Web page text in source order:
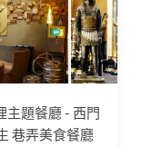
主題餐廳 - 西門
巷弄美食餐廳